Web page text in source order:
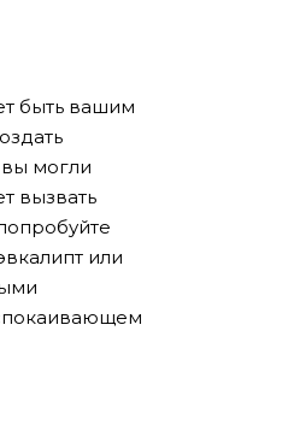
быть вашим
могли
вызвать
или